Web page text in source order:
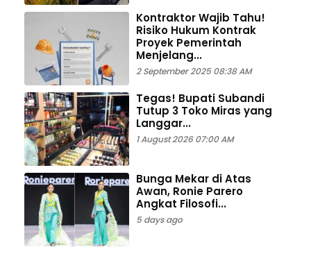
Kontraktor Wajib Tahu!
Risiko Hukum Kontrak
Proyek Pemerintah
Menjelang...
2 September 2025 08:38 AM
Tegas! Bupati Subandi
Tutup 3 Toko Miras yang
Langgar...
1 August 2026 07:00 AM
Bunga Mekar di Atas
Awan, Ronie Parero
Angkat Filosofi...
5 days ago